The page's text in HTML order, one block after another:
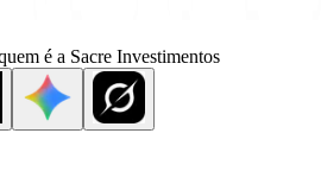
é a Sacre Investimentos